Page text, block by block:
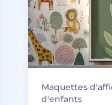
Maquettes
d'enfants